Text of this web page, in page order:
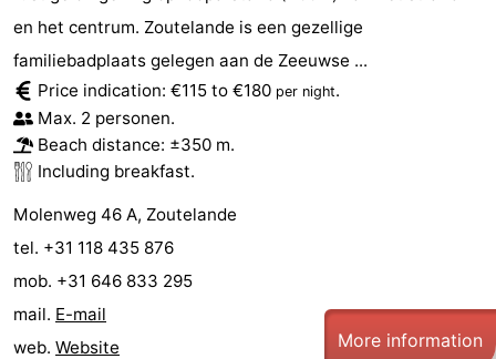
en het centrum. Zoutelande is een gezellige
familiebadplaats gelegen aan de Zeeuwse ...
Price indication: €115 to €180 per night.
Max. 2 personen.
Beach distance: ±350 m.
Including breakfast.
Molenweg 46 A, Zoutelande
tel. +31 118 435 876
mob. +31 646 833 295
mail. E-mail
web. Website More information